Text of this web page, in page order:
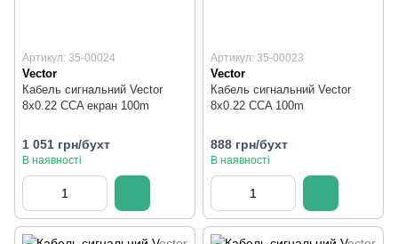
Артикул: 35-00024
Vector
Кабель сигнальний Vector
8х0.22 CCA екран 100m
1 051 грн/бухт
В наявності
Артикул: 35-00023
Vector
Кабель сигнальний Vector
8х0.22 CCA 100m
888 грн/бухт
В наявності